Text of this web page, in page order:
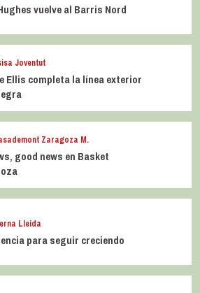
vuelve al Barris Nord
Joventut
Ellis completa la línea exterior
Zaragoza M.
good news en Basket
Lleida
para seguir creciendo